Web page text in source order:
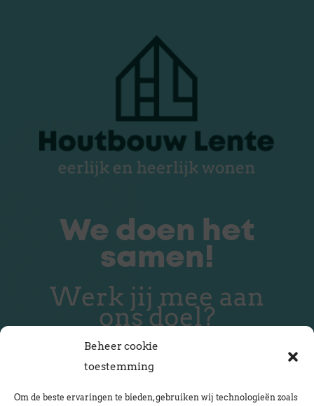
Beheer cookie
toestemming
Om de beste ervaringen te bieden, gebruiken wij technologieën zoals
We doen het
samen!
Werk jij mee aan
ons doel?